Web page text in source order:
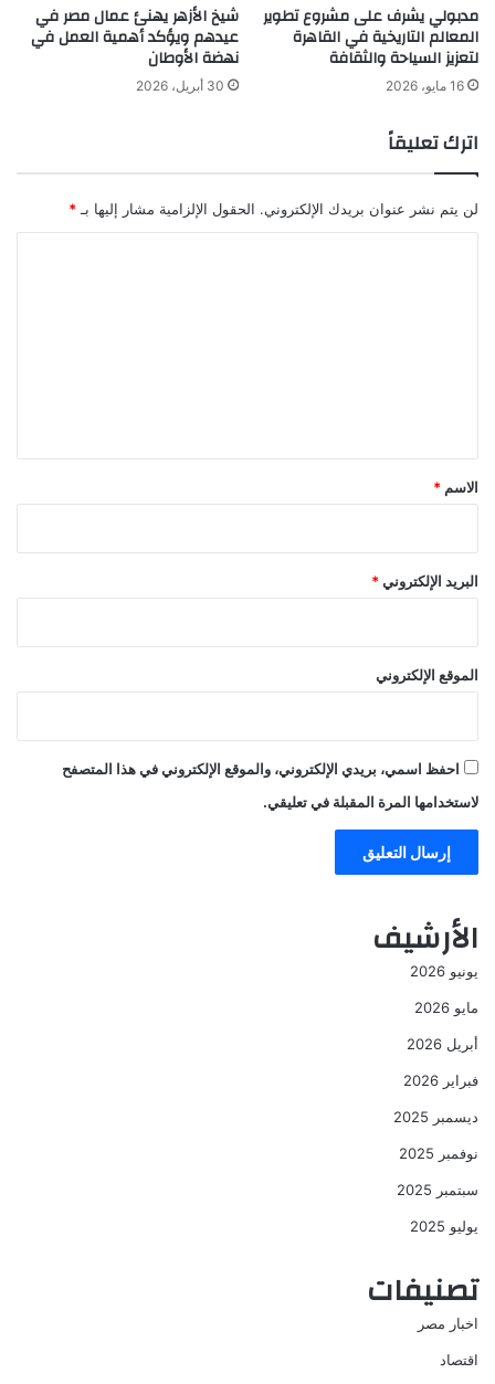
مدبولي يشرف على مشروع تطوير
المعالم التاريخية في القاهرة
لتعزيز السياحة والثقافة
16 مايو، 2026
شيخ الأزهر يهنئ عمال مصر في
عيدهم ويؤكد أهمية العمل في
نهضة الأوطان
30 أبريل، 2026
اترك تعليقاً
لن يتم نشر عنوان بريدك الإلكتروني. الحقول الإلزامية مشار إليها بـ *
*
الاسم *
البريد الإلكتروني *
الموقع الإلكتروني
احفظ اسمي، بريدي الإلكتروني، والموقع الإلكتروني في هذا المتصفح
لاستخدامها المرة المقبلة في تعليقي.
الأرشيف
يونيو 2026
مايو 2026
أبريل 2026
فبراير 2026
ديسمبر 2025
نوفمبر 2025
سبتمبر 2025
يوليو 2025
تصنيفات
اخبار مصر
اقتصاد